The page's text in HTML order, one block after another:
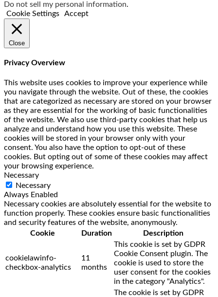
Do not sell my personal information.
Cookie Settings
Accept
Close
Privacy Overview
This website uses cookies to improve your experience while
you navigate through the website. Out of these, the cookies
that are categorized as necessary are stored on your browser
as they are essential for the working of basic functionalities
of the website. We also use third-party cookies that help us
analyze and understand how you use this website. These
cookies will be stored in your browser only with your
consent. You also have the option to opt-out of these
cookies. But opting out of some of these cookies may affect
your browsing experience.
Necessary
Necessary
Always Enabled
Necessary cookies are absolutely essential for the website to
function properly. These cookies ensure basic functionalities
and security features of the website, anonymously.
Cookie
Duration Description
cookielawinfo-
checkbox-analytics
11
months
This cookie is set by GDPR
Cookie Consent plugin. The
cookie is used to store the
user consent for the cookies
in the category "Analytics".
The cookie is set by GDPR